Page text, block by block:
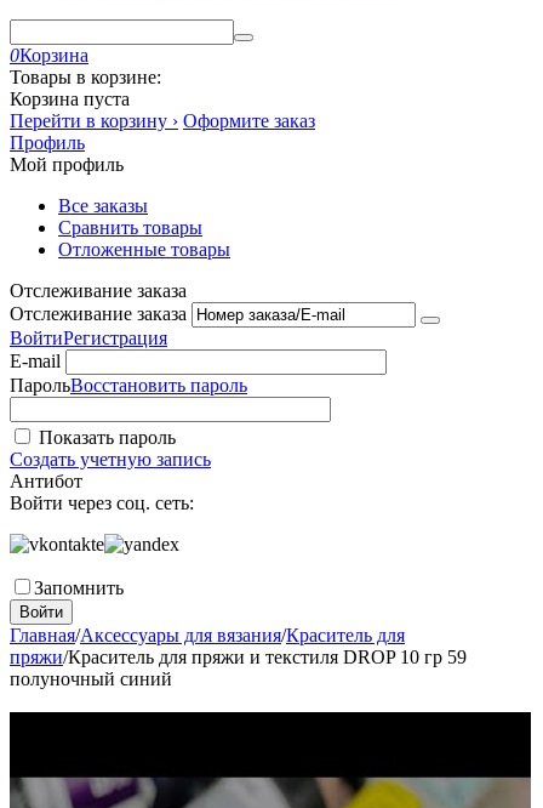
0Корзина
Товары в корзине:
Корзина пуста
Перейти в корзину › Оформите заказ
Профиль
Мой профиль
Все заказы
Сравнить товары
Отложенные товары
Отслеживание заказа
Отслеживание заказа
ВойтиРегистрация
E-mail
ПарольВосстановить пароль
Показать пароль
Создать учетную запись
Антибот
Войти через соц. сеть:
Запомнить
Войти
Главная/Аксессуары для вязания/Краситель для
пряжи/Краситель для пряжи и текстиля DROP 10 гр 59
полуночный синий